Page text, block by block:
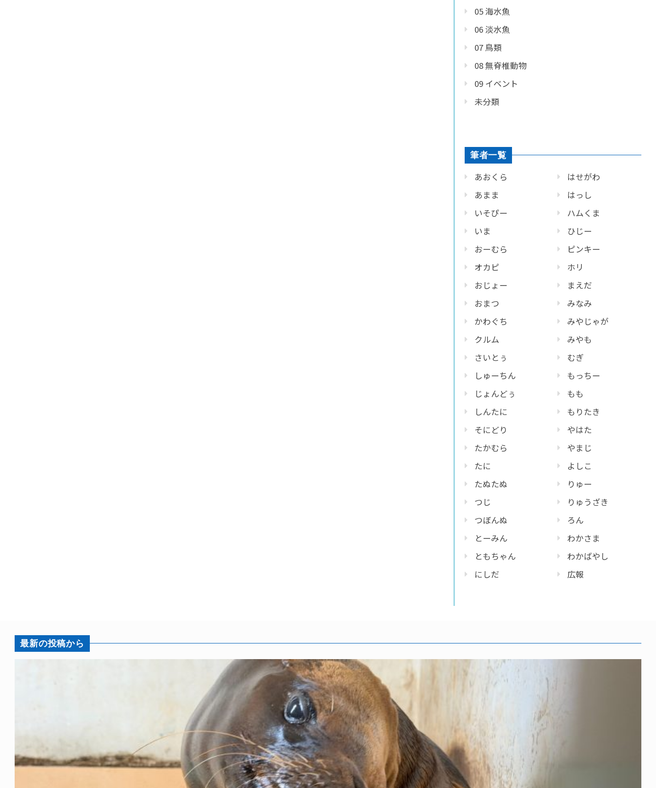
05 海水魚
06 淡水魚
07 鳥類
08 無脊椎動物
09 イベント
未分類
筆者一覧
あおくら
あまま
いそぴー
いま
おーむら
オカピ
おじょー
おまつ
かわぐち
クルム
さいとぅ
しゅーちん
じょんどぅ
しんたに
そにどり
たかむら
たに
たぬたぬ
つじ
つぼんぬ
とーみん
ともちゃん
にしだ
はせがわ
はっし
ハムくま
ひじー
ピンキー
ホリ
まえだ
みなみ
みやじゃが
みやも
むぎ
もっちー
もも
もりたき
やはた
やまじ
よしこ
りゅー
りゅうざき
ろん
わかさま
わかばやし
広報
最新の投稿から